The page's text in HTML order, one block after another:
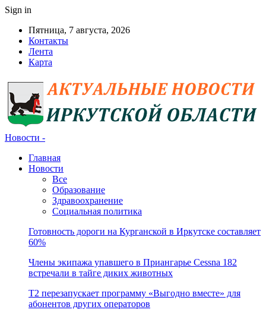
Sign in
Пятница, 7 августа, 2026
Контакты
Лента
Карта
Новости -
Главная
Новости
Все
Образование
Здравоохранение
Социальная политика
Готовность дороги на Курганской в Иркутске составляет
60%
Члены экипажа упавшего в Приангарье Cessna 182
встречали в тайге диких животных
Т2 перезапускает программу «Выгодно вместе» для
абонентов других операторов